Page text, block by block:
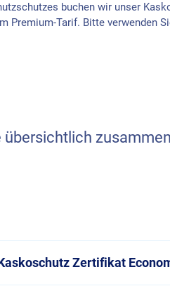
buchen wir unser
Premium-Tarif. Bitte verwenden
Zertifikat